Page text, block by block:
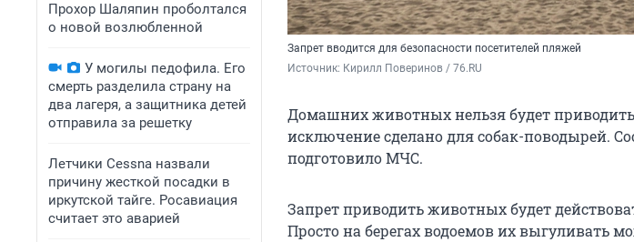
Прохор Шаляпин проболтался
о новой возлюбленной
У могилы педофила. Его
смерть разделила страну на
два лагеря, а защитника детей
отправила за решетку
Летчики Cessna назвали
причину жесткой посадки в
иркутской тайге. Росавиация
считает это аварией
Запрет вводится для безопасности посетителей пляжей
Источник: Кирилл Поверинов / 76.RU
Домашних животных нельзя будет
исключение сделано для собак-поводырей.
подготовило МЧС.
Запрет приводить животных будет
Просто на берегах водоемов их выгуливать